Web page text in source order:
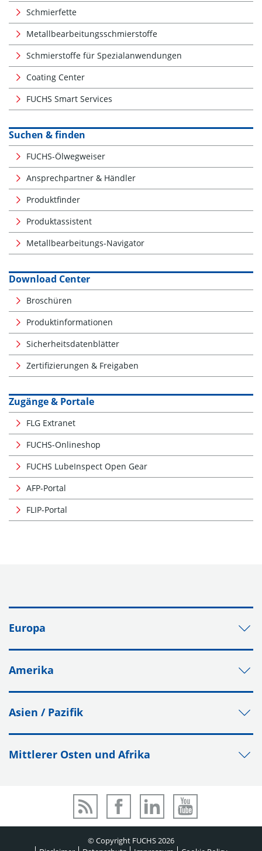
Schmierfette
Metallbearbeitungsschmierstoffe
Schmierstoffe für Spezialanwendungen
Coating Center
FUCHS Smart Services
Suchen & finden
FUCHS-Ölwegweiser
Ansprechpartner & Händler
Produktfinder
Produktassistent
Metallbearbeitungs-Navigator
Download Center
Broschüren
Produktinformationen
Sicherheitsdatenblätter
Zertifizierungen & Freigaben
Zugänge & Portale
FLG Extranet
FUCHS-Onlineshop
FUCHS LubeInspect Open Gear
AFP-Portal
FLIP-Portal
Europa
Amerika
Asien / Pazifik
Mittlerer Osten und Afrika
© Copyright FUCHS 2026